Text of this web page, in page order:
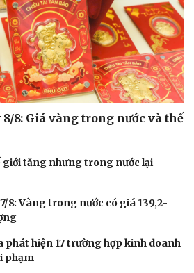
8: Giá vàng trong nước và thế
giới tăng nhưng trong nước lại
8: Vàng trong nước có giá 139,2-
hiện 17 trường hợp kinh doanh
phạm